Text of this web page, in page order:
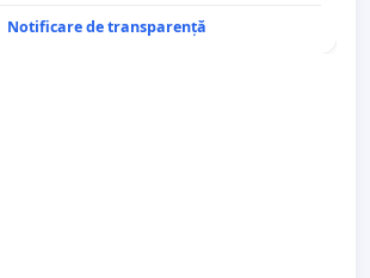
Notificare de transparență